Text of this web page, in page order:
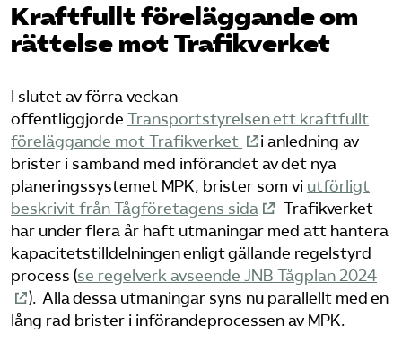
Bli medlem
Logga in på Arbetsgivarguiden
Sök på tagforetagen.se
Kraftfullt föreläggande om
rättelse mot Trafikverket
I slutet av förra veckan
offentliggjorde Transportstyrelsen ett kraftfullt
föreläggande mot Trafikverket
i anledning av
brister i samband med införandet av det nya
planeringssystemet MPK, brister som vi utförligt
beskrivit från Tågföretagens sida
Trafikverket
har under flera år haft utmaningar med att hantera
kapacitetstilldelningen enligt gällande regelstyrd
process (se regelverk avseende JNB Tågplan 2024
). Alla dessa utmaningar syns nu parallellt med en
lång rad brister i införandeprocessen av MPK.